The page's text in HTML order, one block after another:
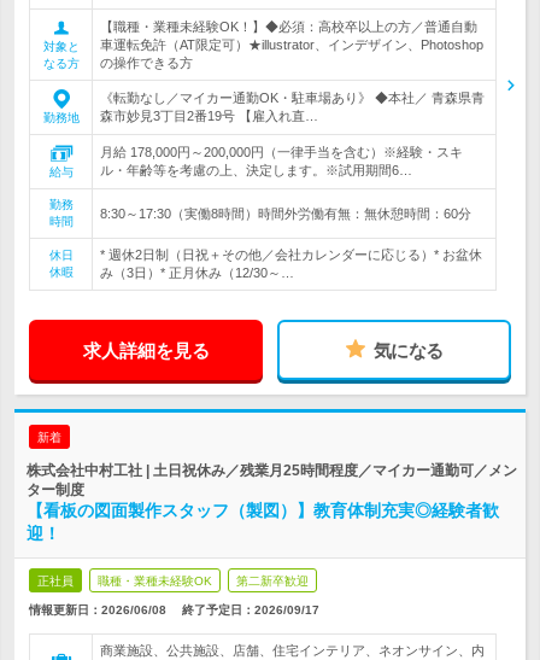
対象と
なる方
【職種・業種未経験OK！】◆必須：高校卒以上の方／普通自動
車運転免許（AT限定可）★illustrator、インデザイン、Photoshop
の操作できる方
勤務地
《転勤なし／マイカー通勤OK・駐車場あり》 ◆本社／ 青森県青
森市妙見3丁目2番19号 【雇入れ直…
給与
月給 178,000円～200,000円（一律手当を含む）※経験・スキ
ル・年齢等を考慮の上、決定します。※試用期間6…
勤務
時間
8:30～17:30（実働8時間）時間外労働有無：無休憩時間：60分
休日
休暇
* 週休2日制（日祝＋その他／会社カレンダーに応じる）* お盆休
み（3日）* 正月休み（12/30～…
求人詳細を見る 気になる
新着
株式会社中村工社 | 土日祝休み／残業月25時間程度／マイカー通勤可／メン
ター制度
【看板の図面製作スタッフ（製図）】教育体制充実◎経験者歓
迎！
正社員 職種・業種未経験OK 第二新卒歓迎
情報更新日：2026/06/08 終了予定日： 2026/09/17
商業施設、公共施設、店舗、住宅インテリア、ネオンサイン、内